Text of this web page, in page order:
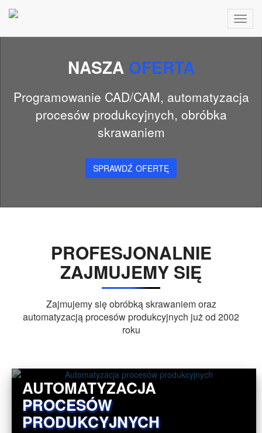
NASZA OFERTA
Programowanie CAD/CAM, automatyzacja
procesów produkcyjnych, obróbka
skrawaniem
SPRAWDŹ OFERTĘ
PROFESJONALNIE
ZAJMUJEMY SIĘ
Zajmujemy się obróbką skrawaniem oraz
automatyzacją procesów produkcyjnych już od 2002
roku
AUTOMATYZACJA
PROCESÓW
PRODUKCYJNYCH